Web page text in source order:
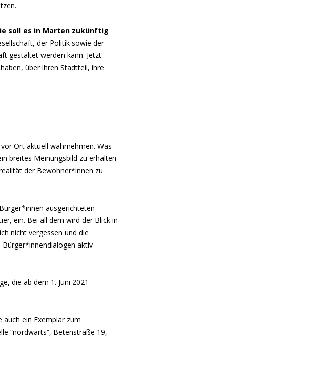
soll es in Marten zukünftig
der Politik sowie der
gestaltet werden kann. Jetzt
über ihren Stadtteil, ihre
Ort aktuell wahrnehmen. Was
breites Meinungsbild zu erhalten
der Bewohner*innen zu
ausgerichteten
ein. Bei all dem wird der Blick in
nicht vergessen und die
aktiv
die ab dem 1. Juni 2021
auch ein Exemplar zum
“nordwärts“, Betenstraße 19,